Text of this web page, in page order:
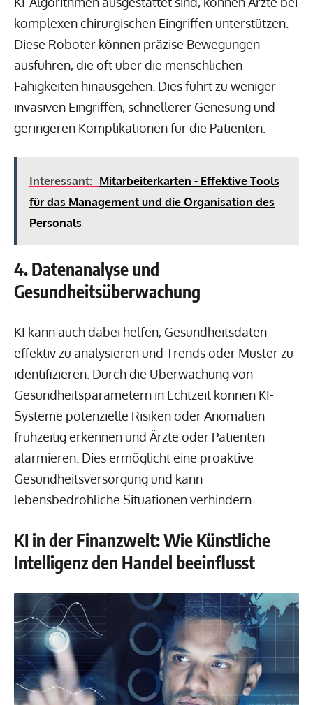
komplexen chirurgischen Eingriffen unterstützen.
Diese Roboter können präzise Bewegungen
ausführen, die oft über die menschlichen
Fähigkeiten hinausgehen. Dies führt zu weniger
invasiven Eingriffen, schnellerer Genesung und
geringeren Komplikationen für die Patienten.
Interessant: Mitarbeiterkarten - Effektive Tools
für das Management und die Organisation des
Personals
4. Datenanalyse und
Gesundheitsüberwachung
KI kann auch dabei helfen, Gesundheitsdaten
effektiv zu analysieren und Trends oder Muster zu
identifizieren. Durch die Überwachung von
Gesundheitsparametern in Echtzeit können KI-
Systeme potenzielle Risiken oder Anomalien
frühzeitig erkennen und Ärzte oder Patienten
alarmieren. Dies ermöglicht eine proaktive
Gesundheitsversorgung und kann
lebensbedrohliche Situationen verhindern.
KI in der Finanzwelt: Wie Künstliche
Intelligenz den Handel beeinflusst